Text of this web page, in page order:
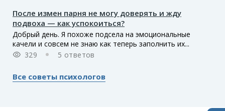
После измен парня не могу доверять и жду
подвоха — как успокоиться?
Добрый день. Я похоже подсела на эмоциональные
качели и совсем не знаю как теперь заполнить их...
329
5 ответов
Все советы психологов